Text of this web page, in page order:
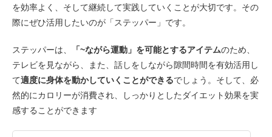
を効率よく、そして継続して実践していくことが大切です。その
際にぜひ活用したいのが「ステッパー」です。
ステッパーは、 「~ながら運動」を可能とするアイテムのため、
テレビを見ながら、また、話しをしながら隙間時間を有効活用し
て適度に身体を動かしていくことができるでしょう。そして、必
然的にカロリーが消費され、しっかりとしたダイエット効果を実
感することができます